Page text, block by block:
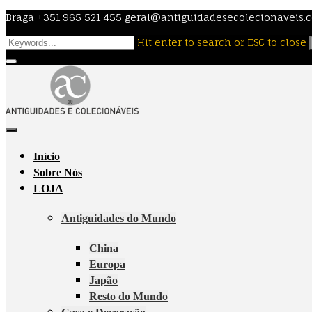
Skip
to
content
Braga +351 965 521 455
Hit enter to search or ESC to close
Início
Sobre Nós
LOJA
Antiguidades do Mundo
China
Europa
Japão
Resto do Mundo